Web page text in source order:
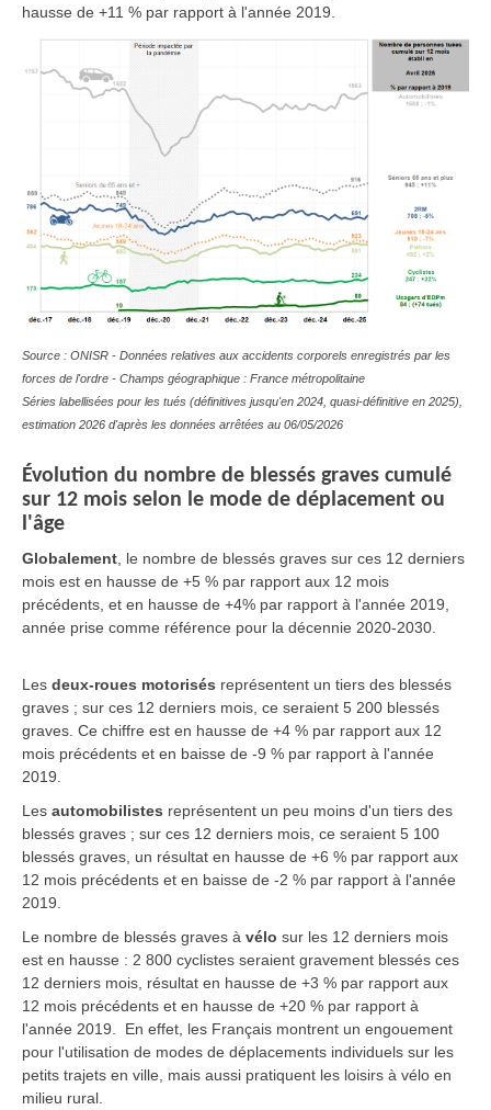
hausse de +11 % par rapport à l'année 2019.
Source : ONISR - Données relatives aux accidents corporels enregistrés par les
forces de l'ordre - Champs géographique : France métropolitaine
Séries labellisées pour les tués (définitives jusqu'en 2024, quasi-définitive en 2025),
estimation 2026 d'après les données arrêtées au 06/05/2026
Évolution du nombre de blessés graves cumulé
sur 12 mois selon le mode de déplacement ou
l'âge
Globalement , le nombre de blessés graves sur ces 12 derniers
mois est en hausse de +5 % par rapport aux 12 mois
précédents, et en hausse de +4% par rapport à l'année 2019,
année prise comme référence pour la décennie 2020-2030.
Les deux-roues motorisés représentent un tiers des blessés
graves ; sur ces 12 derniers mois, ce seraient 5 200 blessés
graves. Ce chiffre est en hausse de +4 % par rapport aux 12
mois précédents et en baisse de -9 % par rapport à l'année
2019.
Les automobilistes représentent un peu moins d'un tiers des
blessés graves ; sur ces 12 derniers mois, ce seraient 5 100
blessés graves, un résultat en hausse de +6 % par rapport aux
12 mois précédents et en baisse de -2 % par rapport à l'année
2019.
Le nombre de blessés graves à vélo sur les 12 derniers mois
est en hausse : 2 800 cyclistes seraient gravement blessés ces
12 derniers mois, résultat en hausse de +3 % par rapport aux
12 mois précédents et en hausse de +20 % par rapport à
l'année 2019. En effet, les Français montrent un engouement
pour l'utilisation de modes de déplacements individuels sur les
petits trajets en ville, mais aussi pratiquent les loisirs à vélo en
milieu rural.